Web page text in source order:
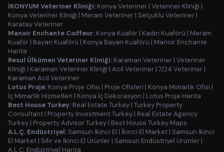
İKONYUM Veteriner Kliniği: Konya Veteriner | Veteriner Kliniği |
Konya Veteriner Kliniği | Meram Veteriner | Selçuklu Veteriner |
Karatay Veteriner
Manoir Enchante Coiffeur: Konya Kuaför | Kadın Kuaförü | Meram
Kuaför | Bayan Kuaförü | Konya Bayan Kuaförü | Manoir Enchante
Harita
Resul Ülkümen Veteriner Kliniği: Karaman Veteriner | Veteriner
Kliniği | Karaman Veteriner Kliniği | Acil Veteriner | 7/24 Veteriner |
Karaman Acil Veteriner
Lotus Proje: Konya Proje Ofisi | Proje Ofisleri | Konya Mimarlık Ofisi |
İç Mimarlık Hizmetleri | Konya İç Dekorasyon | Lotus Proje Harita
Best House Turkey: Real Estate Turkey | Turkey Property
Consultant | Property Investment Turkey | Real Estate Agency
Turkey | Property Advisor Turkey | Best House Turkey Maps
A.L.Ç. Endüstriyel: Samsun İkinci El | İkinci El Market | Samsun İkinci
El Market | Sıfır ve İkinci El Ürünler | Samsun Endüstriyel Ürünler |
A.L.Ç. Endüstriyel Harita